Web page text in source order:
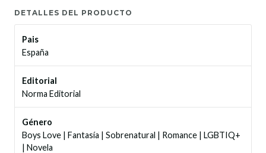
DETALLES DEL PRODUCTO
Pais
España
Editorial
Norma Editorial
Género
Boys Love | Fantasía | Sobrenatural | Romance | LGBTIQ+
| Novela